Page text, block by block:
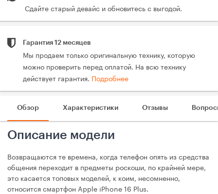
Сдайте старый девайс и обновитесь с выгодой.
Гарантия 12 месяцев
Мы продаем только оригинальную технику, которую
можно проверить перед оплатой. На всю технику
действует гарантия. Подробнее
Обзор Характеристики Отзывы
Описание модели
Возвращаются те времена, когда телефон опять из средства
общения переходит в предметы роскоши, по крайней мере,
это касается топовых моделей, к коим, несомненно,
относится смартфон Apple iPhone 16 Plus.